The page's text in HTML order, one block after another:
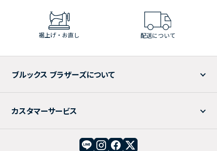
裾上げ・お直し 配送について
ブルックス ブラザーズについて
カスタマーサービス